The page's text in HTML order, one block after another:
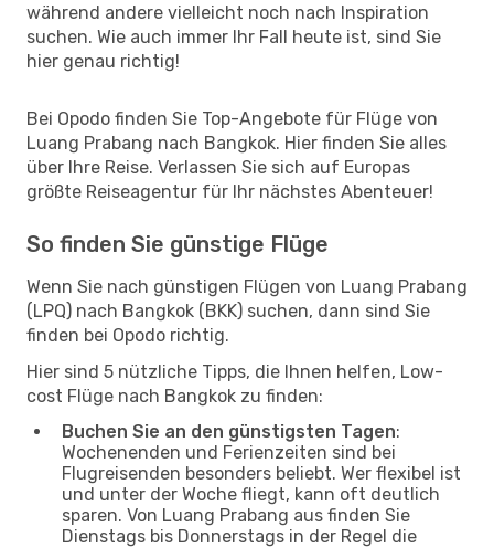
während andere vielleicht noch nach Inspiration
suchen. Wie auch immer Ihr Fall heute ist, sind Sie
hier genau richtig!
Bei Opodo finden Sie Top-Angebote für Flüge von
Luang Prabang nach Bangkok. Hier finden Sie alles
über Ihre Reise. Verlassen Sie sich auf Europas
größte Reiseagentur für Ihr nächstes Abenteuer!
So finden Sie günstige Flüge
Wenn Sie nach günstigen Flügen von Luang Prabang
(LPQ) nach Bangkok (BKK) suchen, dann sind Sie
finden bei Opodo richtig.
Hier sind 5 nützliche Tipps, die Ihnen helfen, Low-
cost Flüge nach Bangkok zu finden:
Buchen Sie an den günstigsten Tagen:
Wochenenden und Ferienzeiten sind bei
Flugreisenden besonders beliebt. Wer flexibel ist
und unter der Woche fliegt, kann oft deutlich
sparen. Von Luang Prabang aus finden Sie
Dienstags bis Donnerstags in der Regel die